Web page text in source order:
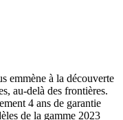
emmène à la découverte
au-delà des frontières.
4 ans de garantie
de la gamme 2023